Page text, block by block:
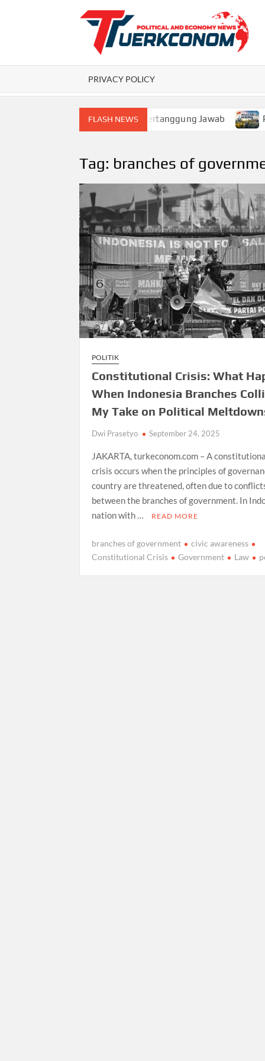
PRIVACY POLICY
FLASH NEWS
Depan Pertumbuhan yang Bertanggung Jawab
Tag: branches of
POLITIK
Constitutional Crisis: What
When Indonesia Branches
My Take on Political
Dwi Prasetyo September 24, 2025
JAKARTA, turkeconom.com – A
crisis occurs when the principles of
country are threatened, often due to
between the branches of government. In
nation with …
READ MORE
branches of government
civic awareness
Constitutional Crisis
Government Law